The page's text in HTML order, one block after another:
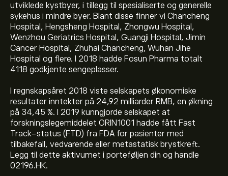
utviklede kystbyer, i tillegg til spesialiserte og generelle
sykehus i mindre byer. Blant disse finner vi Chancheng
Hospital, Hengsheng Hospital, Zhongwu Hospital,
Wenzhou Geriatrics Hospital, Guangji Hospital, Jimin
Cancer Hospital, Zhuhai Chancheng, Wuhan Jihe
Hospital og flere. I 2018 hadde Fosun Pharma totalt
4118 godkjente sengeplasser.
I regnskapsåret 2018 viste selskapets økonomiske
resultater inntekter på 24,92 milliarder RMB, en økning
på 34,45 %. I 2019 kunngjorde selskapet at
forskningslegemiddelet ORIN1001 hadde fått Fast
Track-status (FTD) fra FDA for pasienter med
tilbakefall, vedvarende eller metastatisk brystkreft.
Legg til dette aktivumet i porteføljen din og handle
02196.HK.
Den nåværende prisen på 02196.HK er 17.23‎$‎.